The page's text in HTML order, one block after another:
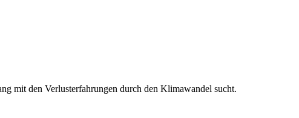
mit den Verlusterfahrungen durch den Klimawandel sucht.